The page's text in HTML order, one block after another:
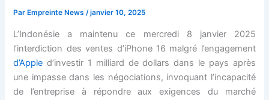
Par Empreinte News/janvier 10, 2025
L’Indonésie a maintenu ce mercredi 8 janvier 2025
l’interdiction des ventes d’iPhone 16 malgré l’engagement
d’Apple d’investir 1 milliard de dollars dans le pays après
une impasse dans les négociations, invoquant l’incapacité
de l’entreprise à répondre aux exigences du marché